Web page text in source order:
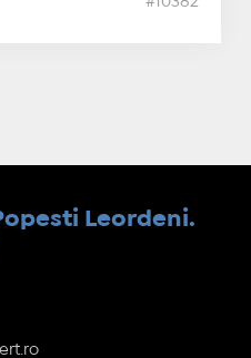
Leordeni.